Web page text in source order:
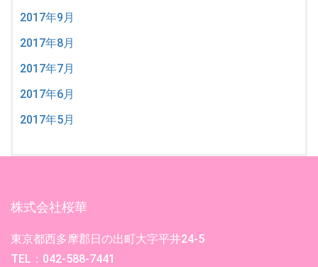
2017年9月
2017年8月
2017年7月
2017年6月
2017年5月
株式会社桜華
東京都西多摩郡日の出町大字平井24-5
TEL：042-588-7441